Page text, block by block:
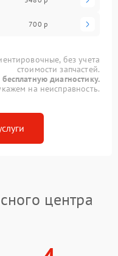
700 р
без учета
стоимости запчастей.
диагностику.
на неисправность.
центра